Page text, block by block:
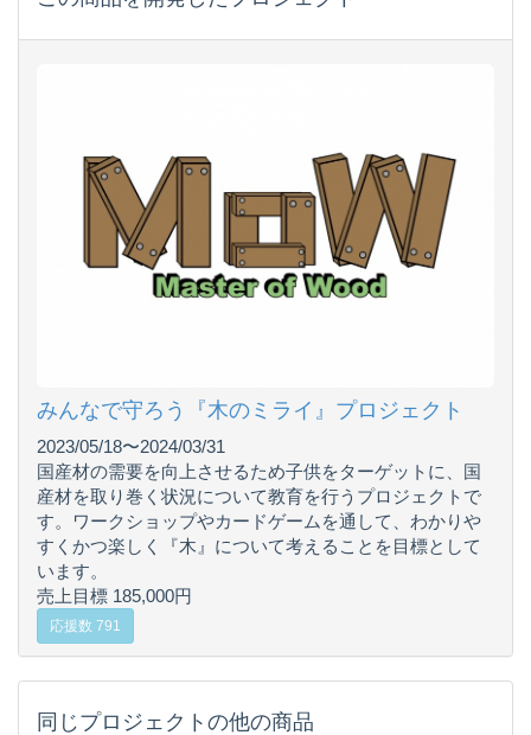
みんなで守ろう『木のミライ』プロジェクト
2023/05/18〜2024/03/31
国産材の需要を向上させるため子供をターゲットに、国
産材を取り巻く状況について教育を行うプロジェクトで
す。ワークショップやカードゲームを通して、わかりや
すくかつ楽しく『木』について考えることを目標として
います。
売上目標 185,000円
応援数 791
同じプロジェクトの他の商品